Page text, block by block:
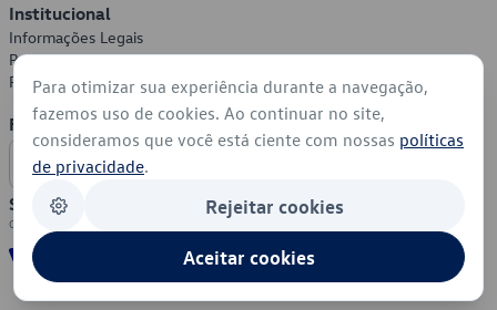
Institucional
Informações Legais
Política de Privacidade
Política de Cookies
Formas de Pagamento
Segurança
Para otimizar sua experiência durante a navegação,
fazemos uso de cookies. Ao continuar no site,
consideramos que você está ciente com nossas políticas
de privacidade.
Rejeitar cookies
Aceitar cookies